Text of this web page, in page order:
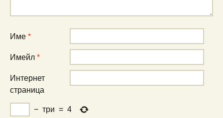
Име *
Имейл *
Интернет
страница
− три = 4